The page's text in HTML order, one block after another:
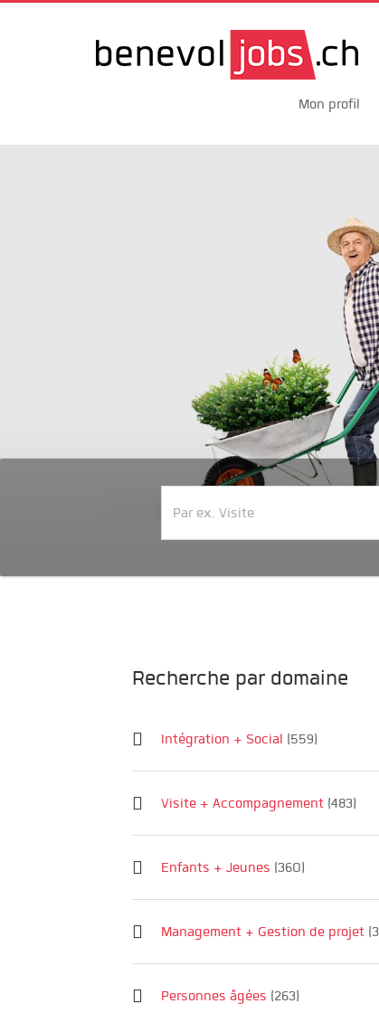
Mon profil
Recherche par domaine
Intégration + Social (559)
Visite + Accompagnement (483)
Enfants + Jeunes (360)
Management + Gestion de projet
Personnes âgées (263)